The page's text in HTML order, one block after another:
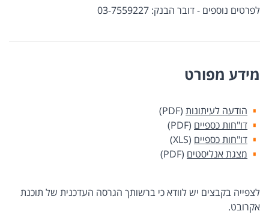
לפרטים נוספים - דובר הבנק: 03-7559227
מידע מפורט
הודעה לעיתונות(PDF)
דו"חות כספיים (PDF)
דו"חות כספיים (XLS)
מצגת אנליסטים (PDF)
לצפייה בקבצים יש לוודא כי ברשותך הגרסה העדכנית של תוכנת
אקרובט.